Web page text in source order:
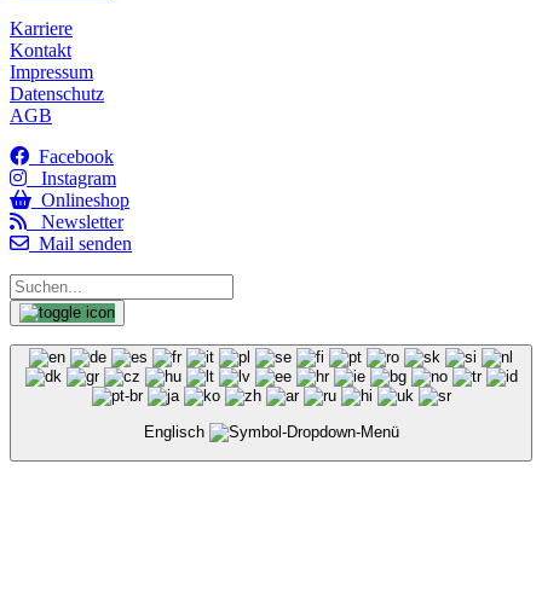
Karriere
Kontakt
Impressum
Datenschutz
AGB
Facebook
Instagram
Onlineshop
Newsletter
Mail senden
Englisch